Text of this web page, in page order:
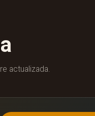
actualizada.